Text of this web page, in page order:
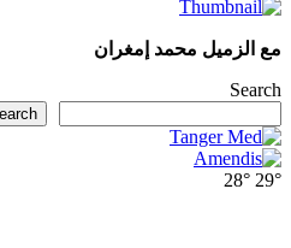
مع الزميل محمد إمغران
Search
29°
28°